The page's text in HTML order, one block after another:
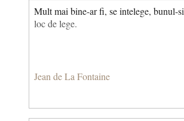
Mult mai bine-ar fi, se intelege, bunul-
loc de lege.
Jean de La Fontaine